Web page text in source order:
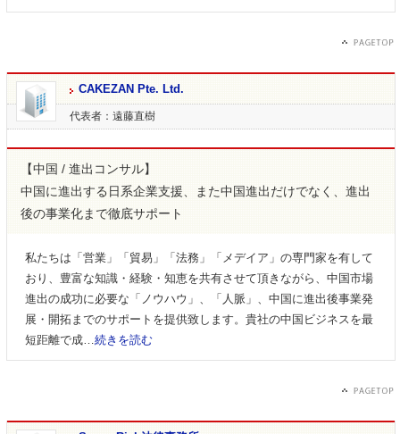
CAKEZAN Pte. Ltd.
代表者：遠藤直樹
【中国 / 進出コンサル】
中国に進出する日系企業支援、また中国進出だけでなく、進出
後の事業化まで徹底サポート
私たちは「営業」「貿易」「法務」「メデイア」の専門家を有して
おり、豊富な知識・経験・知恵を共有させて頂きながら、中国市場
進出の成功に必要な「ノウハウ」、「人脈」、中国に進出後事業発
展・開拓までのサポートを提供致します。貴社の中国ビジネスを最
短距離で成… 続きを読む